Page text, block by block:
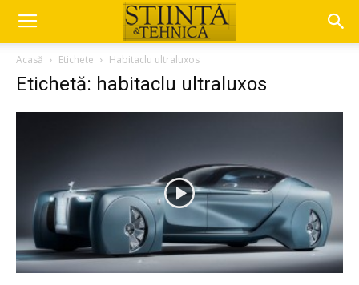
Acasă Etichete Habitaclu ultraluxos
Etichetă: habitaclu ultraluxos